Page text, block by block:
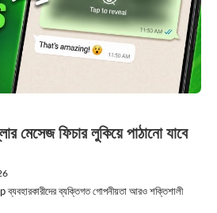
মেসেজ ফিচার লুকিয়ে পাঠানো যাবে
ব্যক্তিগত গোপনীয়তা আরও শক্তিশালী